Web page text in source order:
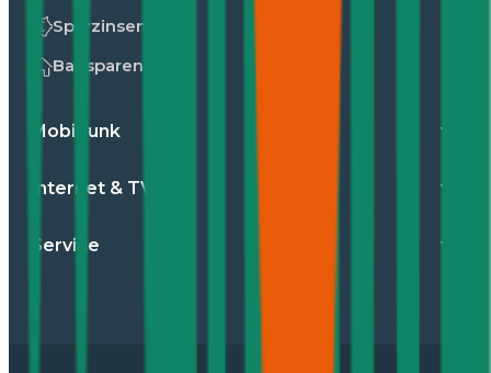
Sparzinsen
Bausparen
Mobilfunk
Internet & TV
Service